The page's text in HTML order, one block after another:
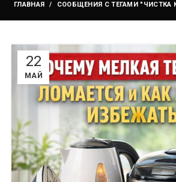
ГЛАВНАЯ СООБЩЕНИЯ С ТЕГАМИ "ЧИСТКА
22
МАЙ